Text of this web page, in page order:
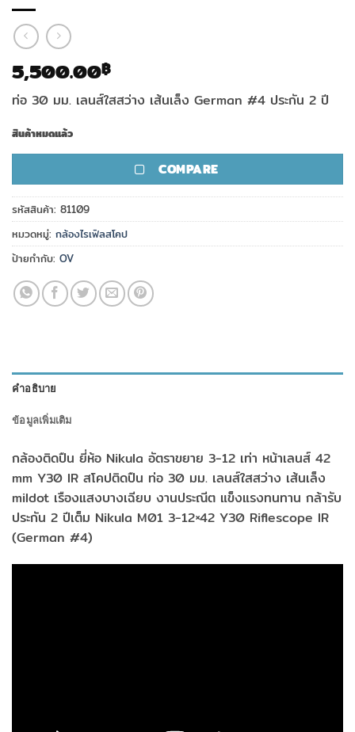
5,500.00฿
ท่อ 30 มม. เลนส์ใสสว่าง เส้นเล็ง German #4 ประกัน 2 ปี
สินค้าหมดแล้ว
COMPARE
รหัสสินค้า: 81109
หมวดหมู่: กล้องไรเฟิลสโคป
ป้ายกำกับ: OV
คำอธิบาย
ข้อมูลเพิ่มเติม
กล้องติดปืน ยี่ห้อ Nikula อัตราขยาย 3-12 เท่า หน้าเลนส์ 42
mm Y30 IR สโคปติดปืน ท่อ 30 มม. เลนส์ใสสว่าง เส้นเล็ง
mildot เรืองแสงบางเฉียบ งานประณีต แข็งแรงทนทาน กล้ารับ
ประกัน 2 ปีเต็ม Nikula M01 3-12×42 Y30 Riflescope IR
(German #4)